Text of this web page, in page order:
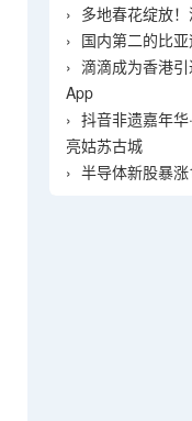
› 多地春花绽放
› 国内第二的比
› 滴滴成为香港
App
› 抖音非遗嘉年
亮姑苏古城
› 半导体新股暴